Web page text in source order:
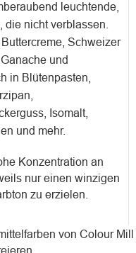
leuchtende,
nicht verblassen.
Schweizer
und
in Blütenpasten,
Isomalt,
und mehr.
Konzentration an
nur einen winzigen
zu erzielen.
von Colour